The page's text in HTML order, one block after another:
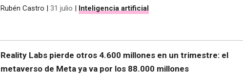
Rubén Castro | 31 julio | Inteligencia artificial
Reality Labs pierde otros 4.600 millones en un trimestre: el
metaverso de Meta ya va por los 88.000 millones